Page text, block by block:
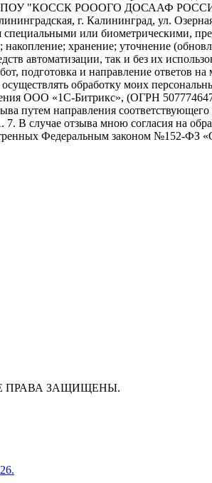
данных ПОУ "КОССК РОООГО
г. Калининград, ул.
или биометрическими,
хранение; уточнение
автоматизации, так и без их
подготовка и направление ответов
обработку моих
ООО «1С-Битрикс», (ОГРН
путем направления
В случае отзыва мною согласия на
Федеральным законом №152-ФЗ
ПРАВА ЗАЩИЩЕНЫ.